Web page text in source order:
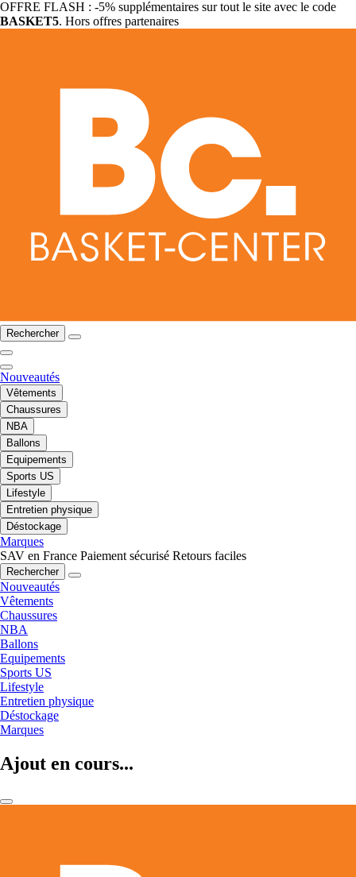
OFFRE FLASH : -5% supplémentaires sur tout le site avec le code
BASKET5. Hors offres partenaires
Rechercher
Nouveautés
Vêtements
Chaussures
NBA
Ballons
Equipements
Sports US
Lifestyle
Entretien physique
Déstockage
Marques
SAV en France Paiement sécurisé Retours faciles
Rechercher
Nouveautés
Vêtements
Chaussures
NBA
Ballons
Equipements
Sports US
Lifestyle
Entretien physique
Déstockage
Marques
Ajout en cours...